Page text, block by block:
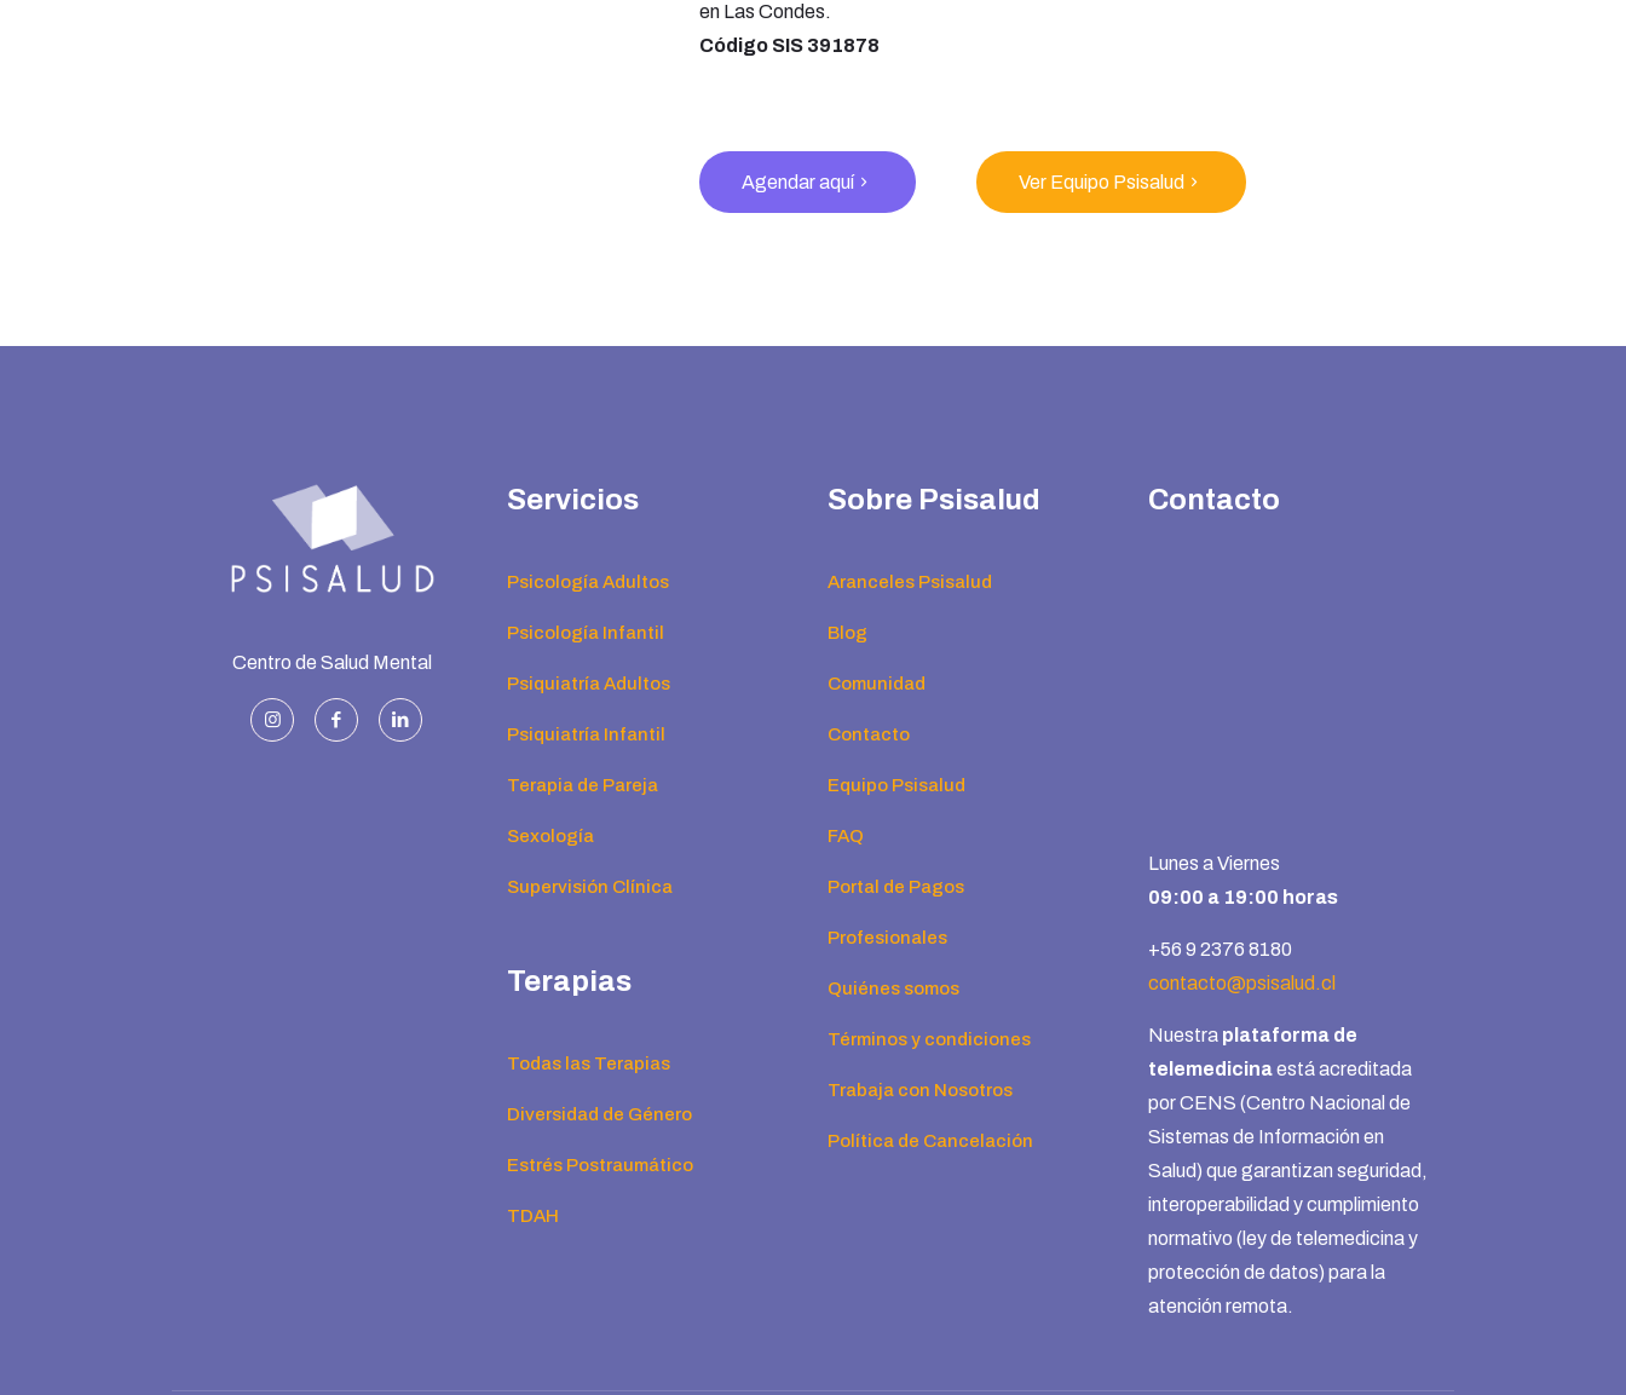
en Las Condes.
Código SIS 391878
Agendar aquí Ver Equipo Psisalud
Centro de Salud Mental
Servicios
Psicología Adultos
Psicología Infantil
Psiquiatría Adultos
Psiquiatría Infantil
Terapia de Pareja
Sexología
Supervisión Clínica
Terapias
Todas las Terapias
Diversidad de Género
Estrés Postraumático
TDAH
Sobre Psisalud
Aranceles Psisalud
Blog
Comunidad
Contacto
Equipo Psisalud
FAQ
Portal de Pagos
Profesionales
Quiénes somos
Términos y condiciones
Trabaja con Nosotros
Política de Cancelación
Contacto
Lunes a Viernes
09:00 a 19:00 horas
+56 9 2376 8180
contacto@psisalud.cl
Nuestra plataforma de
telemedicinaestá acreditada
por CENS (Centro Nacional de
Sistemas de Información en
Salud) que garantizan seguridad,
interoperabilidad y cumplimiento
normativo (ley de telemedicina y
protección de datos) para la
atención remota.